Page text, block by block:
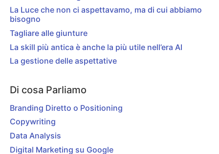
La Luce che non ci aspettavamo, ma di cui abbiamo
bisogno
Tagliare alle giunture
La skill più antica è anche la più utile nell’era AI
La gestione delle aspettative
Di cosa Parliamo
Branding Diretto o Positioning
Copywriting
Data Analysis
Digital Marketing su Google